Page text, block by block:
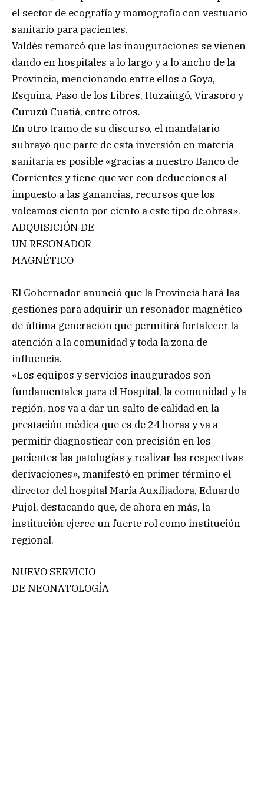
el sector de ecografía y mamografía con vestuario
sanitario para pacientes.
Valdés remarcó que las inauguraciones se vienen
dando en hospitales a lo largo y a lo ancho de la
Provincia, mencionando entre ellos a Goya,
Esquina, Paso de los Libres, Ituzaingó, Virasoro y
Curuzú Cuatiá, entre otros.
En otro tramo de su discurso, el mandatario
subrayó que parte de esta inversión en materia
sanitaria es posible «gracias a nuestro Banco de
Corrientes y tiene que ver con deducciones al
impuesto a las ganancias, recursos que los
volcamos ciento por ciento a este tipo de obras».
ADQUISICIÓN DE
UN RESONADOR
MAGNÉTICO
El Gobernador anunció que la Provincia hará las
gestiones para adquirir un resonador magnético
de última generación que permitirá fortalecer la
atención a la comunidad y toda la zona de
influencia.
«Los equipos y servicios inaugurados son
fundamentales para el Hospital, la comunidad y la
región, nos va a dar un salto de calidad en la
prestación médica que es de 24 horas y va a
permitir diagnosticar con precisión en los
pacientes las patologías y realizar las respectivas
derivaciones», manifestó en primer término el
director del hospital María Auxiliadora, Eduardo
Pujol, destacando que, de ahora en más, la
institución ejerce un fuerte rol como institución
regional.
NUEVO SERVICIO
DE NEONATOLOGÍA